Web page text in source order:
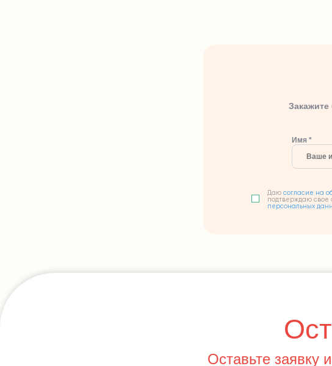
Имя *
Даю согласие на
подтверждаю свое
персональных
Оставьте